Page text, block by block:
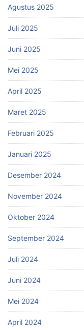
Agustus 2025
Juli 2025
Juni 2025
Mei 2025
April 2025
Maret 2025
Februari 2025
Januari 2025
Desember 2024
November 2024
Oktober 2024
September 2024
Juli 2024
Juni 2024
Mei 2024
April 2024